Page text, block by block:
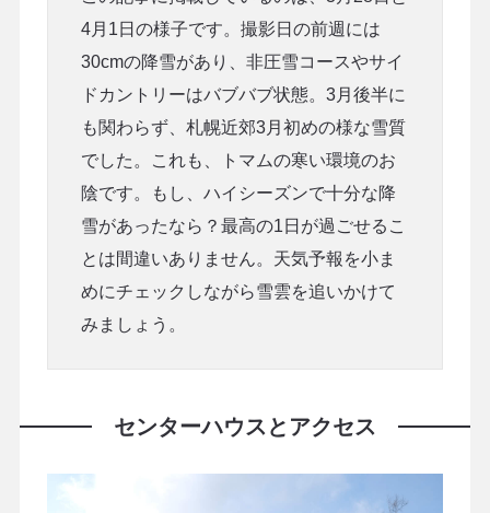
4月1日の様子です。撮影日の前週には
30cmの降雪があり、非圧雪コースやサイ
ドカントリーはバブバブ状態。3月後半に
も関わらず、札幌近郊3月初めの様な雪質
でした。これも、トマムの寒い環境のお
陰です。もし、ハイシーズンで十分な降
雪があったなら？最高の1日が過ごせるこ
とは間違いありません。天気予報を小ま
めにチェックしながら雪雲を追いかけて
みましょう。
センターハウスとアクセス